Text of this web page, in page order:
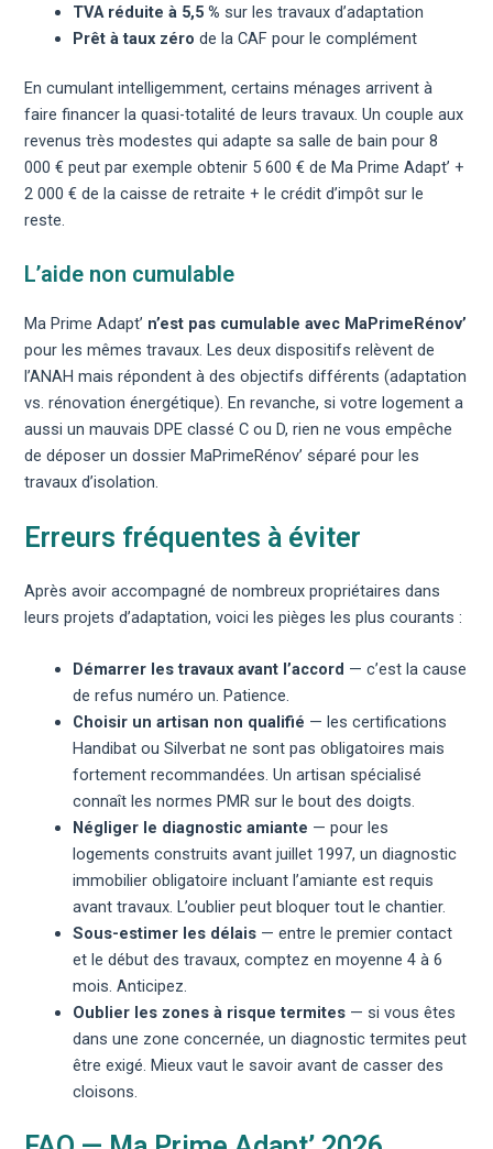
TVA réduite à 5,5 % sur les travaux d’adaptation
Prêt à taux zéro de la CAF pour le complément
En cumulant intelligemment, certains ménages arrivent à
faire financer la quasi-totalité de leurs travaux. Un couple aux
revenus très modestes qui adapte sa salle de bain pour 8
000 € peut par exemple obtenir 5 600 € de Ma Prime Adapt’ +
2 000 € de la caisse de retraite + le crédit d’impôt sur le
reste.
L’aide non cumulable
Ma Prime Adapt’ n’est pas cumulable avec MaPrimeRénov’
pour les mêmes travaux. Les deux dispositifs relèvent de
l’ANAH mais répondent à des objectifs différents (adaptation
vs. rénovation énergétique). En revanche, si votre logement a
aussi un mauvaisDPE classé C ou D, rien ne vous empêche
de déposer un dossier MaPrimeRénov’ séparé pour les
travaux d’isolation.
Erreurs fréquentes à éviter
Après avoir accompagné de nombreux propriétaires dans
leurs projets d’adaptation, voici les pièges les plus courants :
Démarrer les travaux avant l’accord — c’est la cause
de refus numéro un. Patience.
Choisir un artisan non qualifié — les certifications
Handibat ou Silverbat ne sont pas obligatoires mais
fortement recommandées. Un artisan spécialisé
connaît les normes PMR sur le bout des doigts.
Négliger le diagnostic amiante — pour les
logements construits avant juillet 1997, undiagnostic
immobilier obligatoire incluant l’amiante est requis
avant travaux. L’oublier peut bloquer tout le chantier.
Sous-estimer les délais — entre le premier contact
et le début des travaux, comptez en moyenne 4 à 6
mois. Anticipez.
Oublier les zones à risque termites — si vous êtes
dans une zone concernée, undiagnostic termites peut
être exigé. Mieux vaut le savoir avant de casser des
cloisons.